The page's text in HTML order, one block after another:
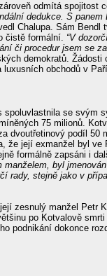
odmítá spojitost
dedukce. S
Chalupa. Sám Bendl
čistě formální. “V
či procedur jsem se
demokratů.
obchodů v
spoluvlastnila se svým
75 milionů.
dvoutřetinový podíl 50
že její exmanžel byl
formálně zapsáni i
manželem, byl
rady, stejně jako v
zesnulý manžel Petr
po Kotvalově smrti
podnikání dokonce